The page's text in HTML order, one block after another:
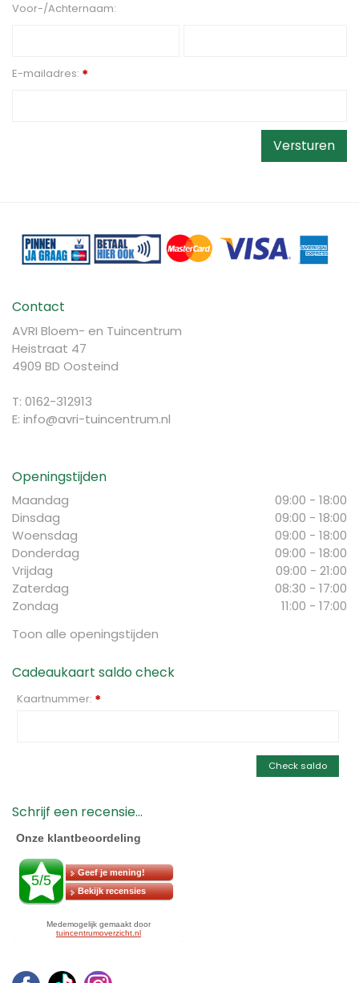
Voor-/Achternaam:
E-mailadres: *
Contact
AVRI Bloem- en Tuincentrum
Heistraat 47
4909 BD Oosteind
T: 0162-312913
E: info@avri-tuincentrum.nl
Openingstijden
Maandag
09:00 - 18:00
Dinsdag
09:00 - 18:00
Woensdag
09:00 - 18:00
Donderdag
09:00 - 18:00
Vrijdag
09:00 - 21:00
Zaterdag
08:30 - 17:00
Zondag
11:00 - 17:00
Toon alle openingstijden
Cadeaukaart saldo check
Kaartnummer: *
Check saldo
Schrijf een recensie...